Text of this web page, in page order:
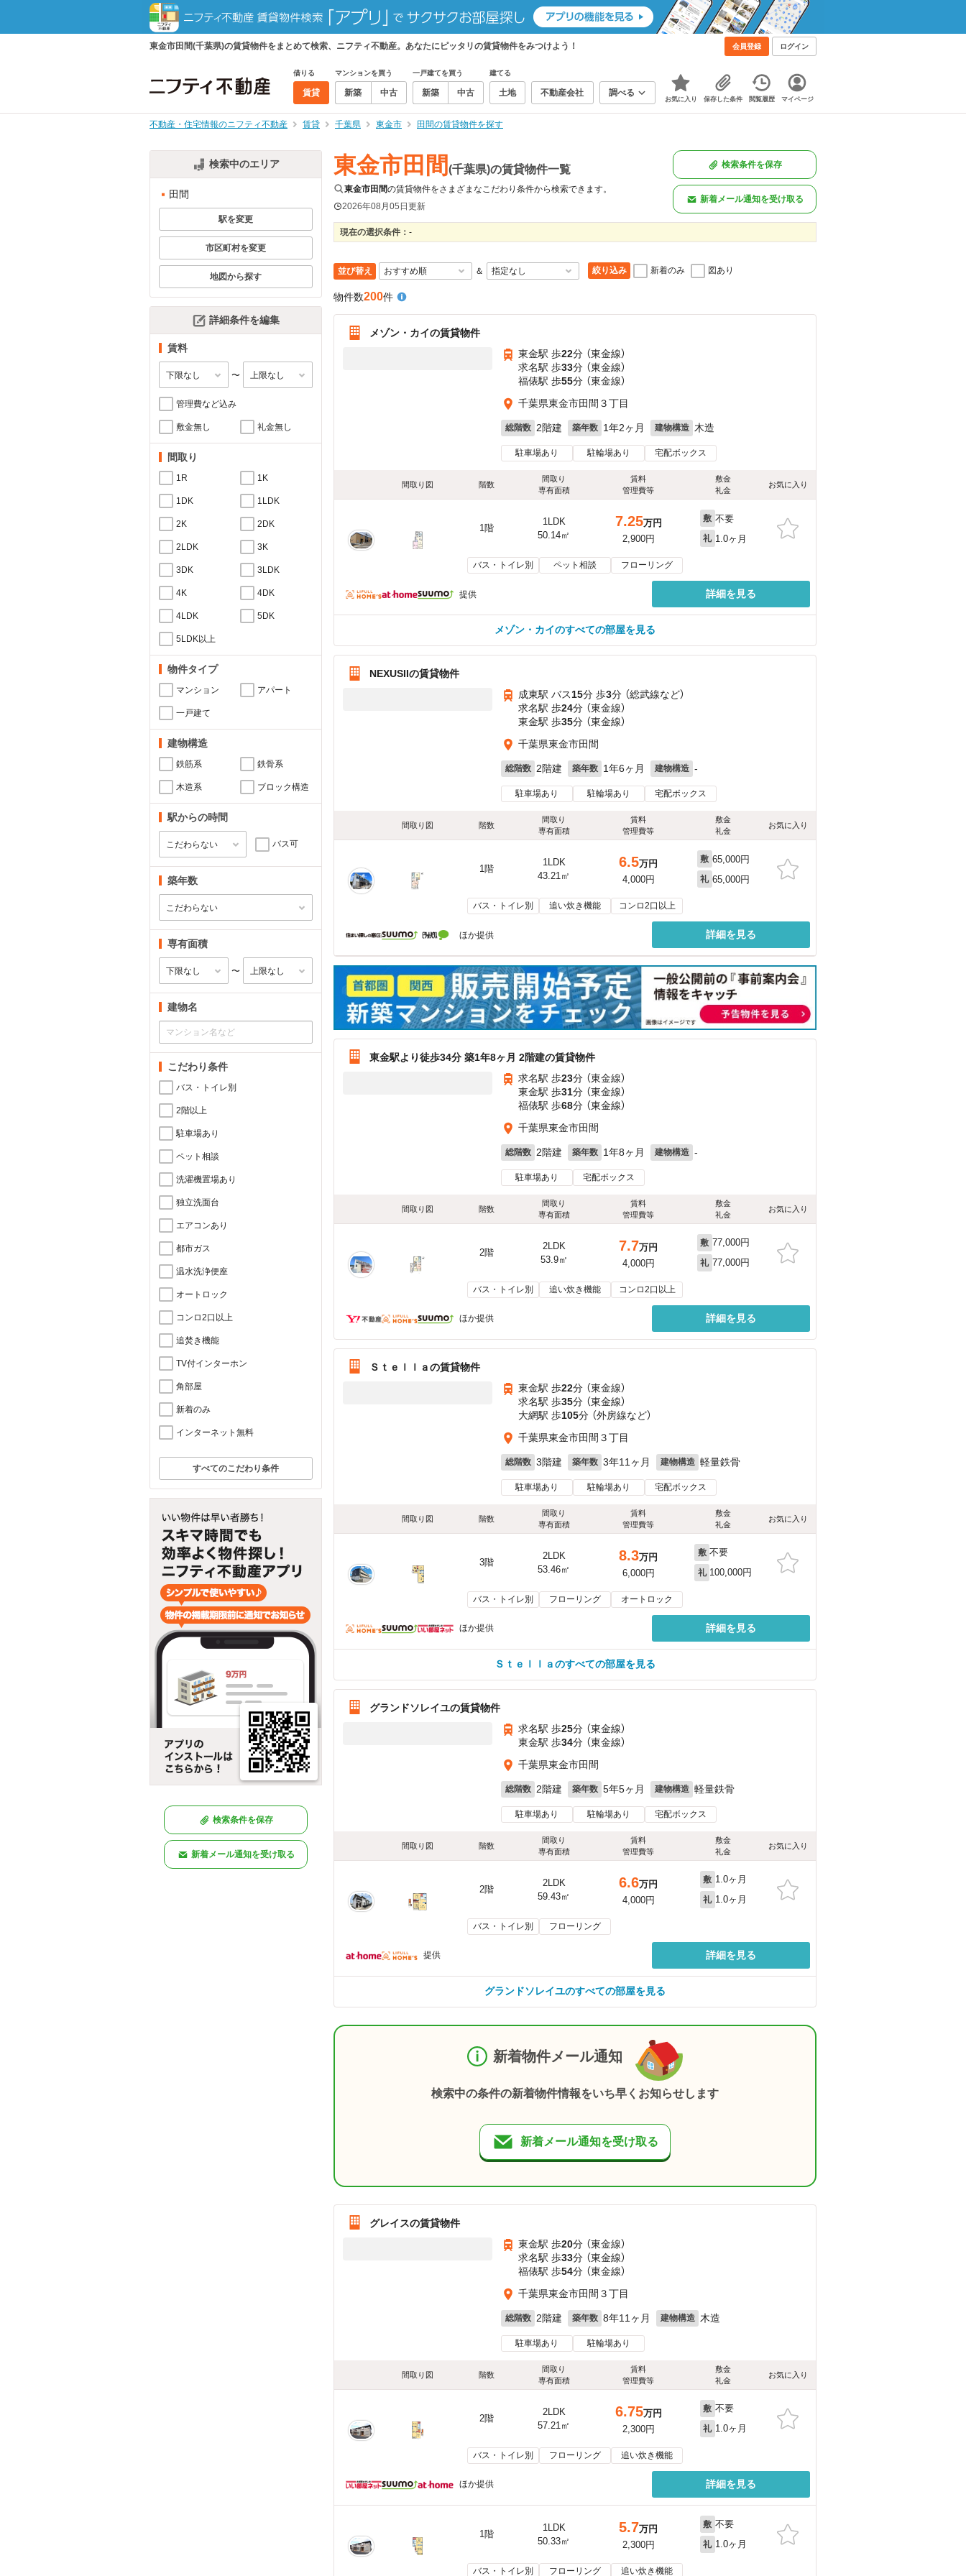
東金市田間(千葉県)の賃貸物件をまとめて検索、ニフティ不動産。あなたにピッタリの賃貸物件をみつけよう！ 会員登録 ログイン
借りる
賃貸
マンションを買う
新築 中古
一戸建てを買う
新築 中古
建てる
土地 不動産会社 調べる
お気に入り 保存した条件 閲覧履歴 マイページ
不動産・住宅情報のニフティ不動産 賃貸 千葉県 東金市 田間の賃貸物件を探す
検索中のエリア
田間
駅を変更
市区町村を変更
地図から探す
詳細条件を編集
賃料
〜
管理費など込み
敷金無し 礼金無し
間取り
1R 1K
1DK 1LDK
2K 2DK
2LDK 3K
3DK 3LDK
4K 4DK
4LDK 5DK
5LDK以上
物件タイプ
マンション アパート
一戸建て
建物構造
鉄筋系 鉄骨系
木造系 ブロック構造
駅からの時間
バス可
築年数
専有面積
〜
建物名
こだわり条件
バス・トイレ別
2階以上
駐車場あり
ペット相談
洗濯機置場あり
独立洗面台
エアコンあり
都市ガス
温水洗浄便座
オートロック
コンロ2口以上
追焚き機能
TV付インターホン
角部屋
新着のみ
インターネット無料
すべてのこだわり条件
検索条件を保存
新着メール通知を受け取る
東金市田間 (千葉県)の賃貸物件一覧
東金市田間の賃貸物件をさまざまなこだわり条件から検索できます。
2026年08月05日更新
検索条件を保存
新着メール通知を受け取る
現在の選択条件： -
並び替え ＆ 絞り込み 新着のみ 図あり
物件数200件
メゾン・カイの賃貸物件
東金駅 歩22分 （東金線）
求名駅 歩33分 （東金線）
福俵駅 歩55分 （東金線）
千葉県東金市田間３丁目
総階数 2階建 築年数 1年2ヶ月 建物構造 木造
駐車場あり 駐輪場あり 宅配ボックス
間取り図 階数
間取り
専有面積
賃料
管理費等
敷金
礼金
お気に入り
1階
1LDK
50.14㎡
7.25万円
2,900円
敷 不要
礼 1.0ヶ月
バス・トイレ別 ペット相談 フローリング
提供 詳細を見る
メゾン・カイのすべての部屋を見る
NEXUSIIの賃貸物件
成東駅 バス15分 歩3分 （総武線など）
求名駅 歩24分 （東金線）
東金駅 歩35分 （東金線）
千葉県東金市田間
総階数 2階建 築年数 1年6ヶ月 建物構造 -
駐車場あり 駐輪場あり 宅配ボックス
間取り図 階数
間取り
専有面積
賃料
管理費等
敷金
礼金
お気に入り
1階
1LDK
43.21㎡
6.5万円
4,000円
敷 65,000円
礼 65,000円
バス・トイレ別 追い炊き機能 コンロ2口以上
ほか提供 詳細を見る
東金駅より徒歩34分 築1年8ヶ月 2階建の賃貸物件
求名駅 歩23分 （東金線）
東金駅 歩31分 （東金線）
福俵駅 歩68分 （東金線）
千葉県東金市田間
総階数 2階建 築年数 1年8ヶ月 建物構造 -
駐車場あり 宅配ボックス
間取り図 階数
間取り
専有面積
賃料
管理費等
敷金
礼金
お気に入り
2階
2LDK
53.9㎡
7.7万円
4,000円
敷 77,000円
礼 77,000円
バス・トイレ別 追い炊き機能 コンロ2口以上
ほか提供 詳細を見る
Ｓｔｅｌｌａの賃貸物件
東金駅 歩22分 （東金線）
求名駅 歩35分 （東金線）
大網駅 歩105分 （外房線など）
千葉県東金市田間３丁目
総階数 3階建 築年数 3年11ヶ月 建物構造 軽量鉄骨
駐車場あり 駐輪場あり 宅配ボックス
間取り図 階数
間取り
専有面積
賃料
管理費等
敷金
礼金
お気に入り
3階
2LDK
53.46㎡
8.3万円
6,000円
敷 不要
礼 100,000円
バス・トイレ別 フローリング オートロック
ほか提供 詳細を見る
Ｓｔｅｌｌａのすべての部屋を見る
グランドソレイユの賃貸物件
求名駅 歩25分 （東金線）
東金駅 歩34分 （東金線）
千葉県東金市田間
総階数 2階建 築年数 5年5ヶ月 建物構造 軽量鉄骨
駐車場あり 駐輪場あり 宅配ボックス
間取り図 階数
間取り
専有面積
賃料
管理費等
敷金
礼金
お気に入り
2階
2LDK
59.43㎡
6.6万円
4,000円
敷 1.0ヶ月
礼 1.0ヶ月
バス・トイレ別 フローリング
提供 詳細を見る
グランドソレイユのすべての部屋を見る
新着物件メール通知
検索中の条件の新着物件情報をいち早くお知らせします
新着メール通知を受け取る
グレイスの賃貸物件
東金駅 歩20分 （東金線）
求名駅 歩33分 （東金線）
福俵駅 歩54分 （東金線）
千葉県東金市田間３丁目
総階数 2階建 築年数 8年11ヶ月 建物構造 木造
駐車場あり 駐輪場あり
間取り図 階数
間取り
専有面積
賃料
管理費等
敷金
礼金
お気に入り
2階
2LDK
57.21㎡
6.75万円
2,300円
敷 不要
礼 1.0ヶ月
バス・トイレ別 フローリング 追い炊き機能
ほか提供 詳細を見る
1階
1LDK
50.33㎡
5.7万円
2,300円
敷 不要
礼 1.0ヶ月
バス・トイレ別 フローリング 追い炊き機能